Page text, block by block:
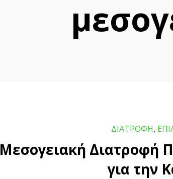
ΔΙΑΤΡΟΦΗ,
Μεσογειακή Διατροφή